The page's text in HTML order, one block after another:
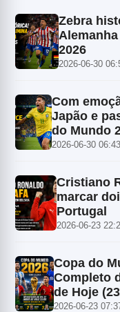
Zebra
2026
2026-06-30
Com
Japão e
do Mundo
2026-06-30
Cristiano
marcar
Portugal
2026-06-23
Copa do
Completo
de Hoje
2026-06-23